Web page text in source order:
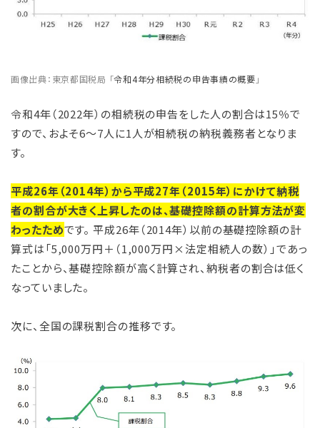
画像出典：東京都国税局 「令和4年分相続税の申告事績の概要 」
令和4年（2022年）の相続税の申告をした人の割合は15％で
すので、およそ6～7人に1人が相続税の納税義務者となりま
す。
平成26年（2014年）から平成27年（2015年）にかけて納税
者の割合が大きく上昇したのは、基礎控除額の計算方法が変
わったためです。 平成26年（2014年）以前の基礎控除額の計
算式は「5,000万円＋（1,000万円×法定相続人の数）」であっ
たことから、基礎控除額が高く計算され、納税者の割合は低く
なっていました。
次に、全国の課税割合の推移です。